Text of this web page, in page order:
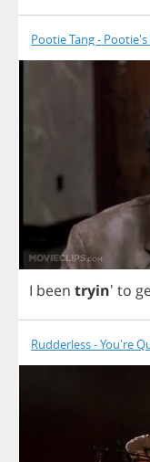
Pootie Tang -
I been tryin' to
Rudderless - You're